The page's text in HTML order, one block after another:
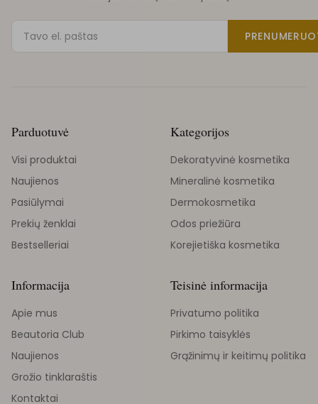
Parduotuvė
Visi produktai
Naujienos
Pasiūlymai
Prekių ženklai
Bestselleriai
Kategorijos
Dekoratyvinė kosmetika
Mineralinė kosmetika
Dermokosmetika
Odos priežiūra
Korejietiška kosmetika
Informacija
Apie mus
Beautoria Club
Naujienos
Grožio tinklaraštis
Kontaktai
Teisinė informacija
Privatumo politika
Pirkimo taisyklės
Grąžinimų ir keitimų politika